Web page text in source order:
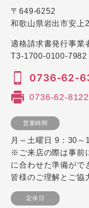
〒649-6252
和歌山県岩出市安上
適格請求書発行事業
T3-1700-0100-7982
0736-62-
0736-62-8122
営業時間
月～土曜日 9：30
※ご来店の際は事前
に合わせた準備がで
皆様のご理解とご協
定休日